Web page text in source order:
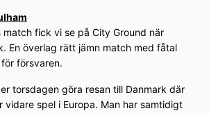
match fick vi se på City Ground när
En överlag rätt jämn match med fåtal
försvaren.
torsdagen göra resan till Danmark där
vidare spel i Europa. Man har samtidigt